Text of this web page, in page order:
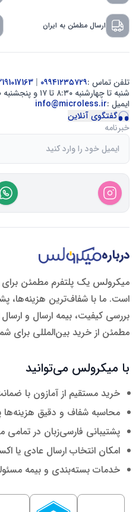
ارسال مطمئن به ایران
تلفن تماس :۰۹۹۴۱۲۳۵۷۲۹ |
شنبه تا چهارشنبه ۸:۳۰ تا ۱۷ و پنجشنبه ۸:۳۰ تا ۱۲
ایمیل :info@microless.ir
گفتگوی آنلاین
خبرنامه
درباره
میکرولس یک پلتفرم مطمئن برای
است. ما با شفاف‌ترین هزینه‌ها،
بررسی کیفیت، بیمه ارسال و
مطمئن از خرید بین‌المللی برای
با میکرولس می‌توانید
خرید مستقیم از آمازون با
محاسبه شفاف و دقیق
پشتیبانی فارسی‌زبان در تمامی
امکان انتخاب ارسال عادی یا
خدمات بسته‌بندی و بیمه